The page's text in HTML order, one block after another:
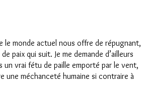
le monde actuel nous offre de répugnant,
paix qui suit. Je me demande d’ailleurs
un vrai fétu de paille emporté par le vent,
une méchanceté humaine si contraire à